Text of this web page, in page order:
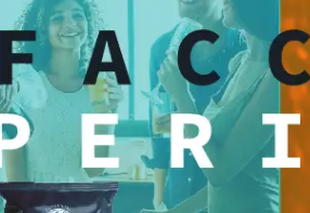
Mandorle Deluxe
Pacco singolo
14,56 € Aggiungi